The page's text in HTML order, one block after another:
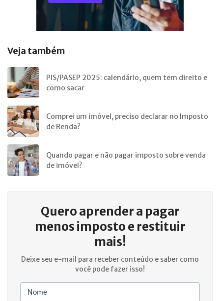
Veja também
PIS/PASEP 2025: calendário, quem tem direito e
como sacar
Comprei um imóvel, preciso declarar no Imposto
de Renda?
Quando pagar e não pagar imposto sobre venda
de imóvel?
Quero aprender a pagar
menos imposto e restituir
mais!
Deixe seu e-mail para receber conteúdo e saber como
você pode fazer isso!
Nome